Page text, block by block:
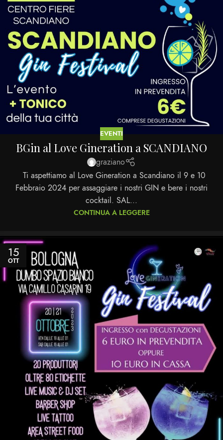
EVENTI
BGin al Love Gineration a SCANDIANO
graziano
Ti aspettiamo al Love Gineration a Scandiano il 9 e 10
Febbraio 2024 per assaggiare i nostri GIN e bere i nostri
cocktail. SAL...
CONTINUA A LEGGERE
15
OTT